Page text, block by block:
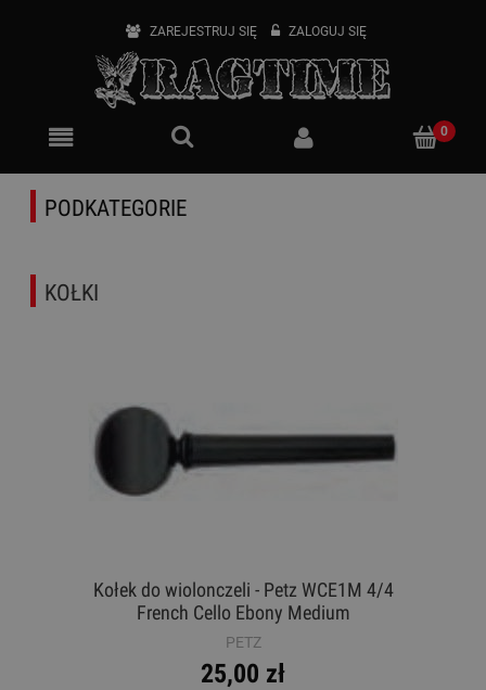
ZAREJESTRUJ SIĘ ZALOGUJ SIĘ
PODKATEGORIE
KOŁKI
Kołek do wiolonczeli - Petz WCE1M 4/4
French Cello Ebony Medium
PETZ
25,00 zł